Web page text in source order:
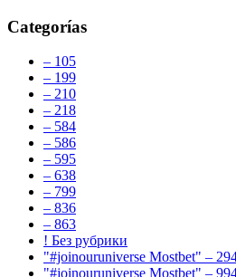
Categorías
– 105
– 199
– 210
– 218
– 584
– 586
– 595
– 638
– 799
– 836
– 863
! Без рубрики
"#joinouruniverse Mostbet" –
"#joinouruniverse Mostbet" –